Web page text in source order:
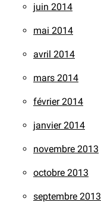
juin 2014
mai 2014
avril 2014
mars 2014
février 2014
janvier 2014
novembre 2013
octobre 2013
septembre 2013